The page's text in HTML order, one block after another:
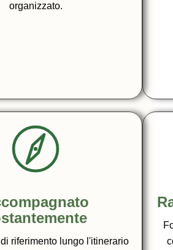
organizzato.
riferimento lungo l'itinerario